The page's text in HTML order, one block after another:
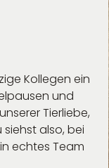
Kollegen ein
und
Tierliebe,
also, bei
echtes Team